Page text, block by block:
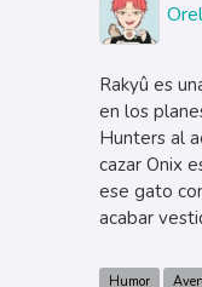
Rakyû es
en los
Hunters al
cazar Onix
ese gato
acabar
Humor